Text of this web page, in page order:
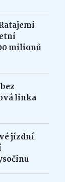
milionů
linka
jízdní